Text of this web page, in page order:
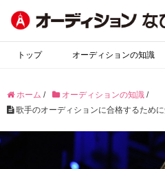
トップ オーディションの知識
ホーム / オーディションの知識 /
歌手のオーディションに合格するため